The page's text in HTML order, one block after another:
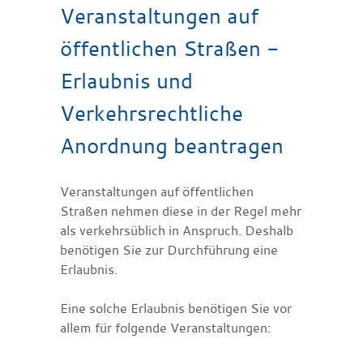
Veranstaltungen auf
öffentlichen Straßen -
Erlaubnis und
Verkehrsrechtliche
Anordnung beantragen
Veranstaltungen auf öffentlichen
Straßen nehmen diese in der Regel mehr
als verkehrsüblich in Anspruch. Deshalb
benötigen Sie zur Durchführung eine
Erlaubnis.
Eine solche Erlaubnis benötigen Sie vor
allem für folgende Veranstaltungen: